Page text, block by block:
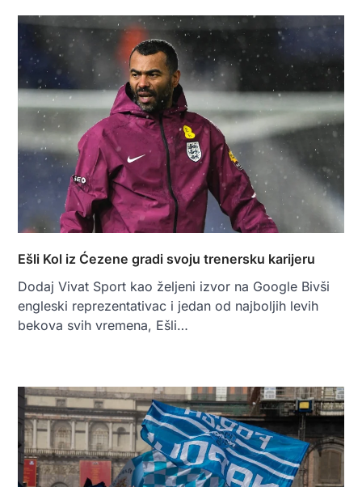
Ešli Kol iz Ćezene gradi svoju trenersku karijeru
Dodaj Vivat Sport kao željeni izvor na Google Bivši
engleski reprezentativac i jedan od najboljih levih
bekova svih vremena, Ešli…